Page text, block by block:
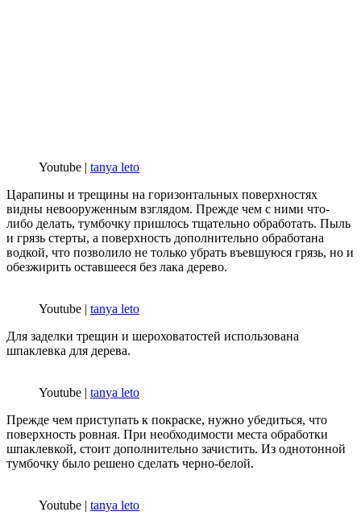
Youtube | tanya leto
Царапины и трещины на горизонтальных поверхностях
видны невооруженным взглядом. Прежде чем с ними что-
либо делать, тумбочку пришлось тщательно обработать. Пыль
и грязь стерты, а поверхность дополнительно обработана
водкой, что позволило не только убрать въевшуюся грязь, но и
обезжирить оставшееся без лака дерево.
Youtube | tanya leto
Для заделки трещин и шероховатостей использована
шпаклевка для дерева.
Youtube | tanya leto
Прежде чем приступать к покраске, нужно убедиться, что
поверхность ровная. При необходимости места обработки
шпаклевкой, стоит дополнительно зачистить. Из однотонной
тумбочку было решено сделать черно-белой.
Youtube | tanya leto